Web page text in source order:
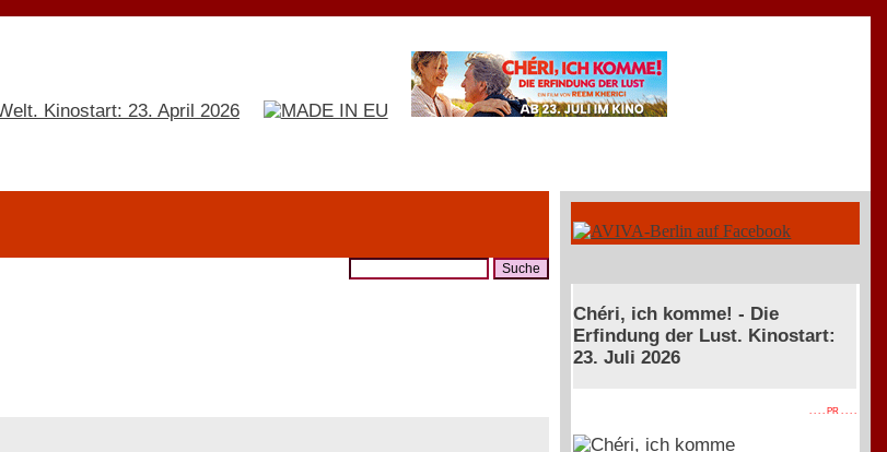
Chéri, ich komme! - Die
Erfindung der Lust. Kinostart:
23. Juli 2026
. . . . PR . . . .